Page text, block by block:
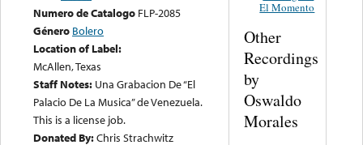
Numero de Catalogo FLP-2085
Género Bolero
Location of Label:
McAllen, Texas
Staff Notes: Una Grabacion De “El
Palacio De La Musica” de Venezuela.
This is a license job.
Donated By:Chris Strachwitz
El Momento
Other
Recordings
by
Oswaldo
Morales